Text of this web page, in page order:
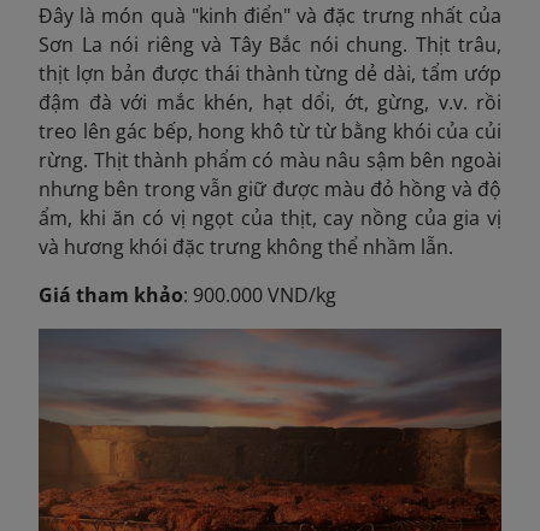
Đây là món quà "kinh điển" và đặc trưng nhất của
Sơn La nói riêng và Tây Bắc nói chung. Thịt trâu,
thịt lợn bản được thái thành từng dẻ dài, tẩm ướp
đậm đà với mắc khén, hạt dổi, ớt, gừng, v.v. rồi
treo lên gác bếp, hong khô từ từ bằng khói của củi
rừng. Thịt thành phẩm có màu nâu sậm bên ngoài
nhưng bên trong vẫn giữ được màu đỏ hồng và độ
ẩm, khi ăn có vị ngọt của thịt, cay nồng của gia vị
và hương khói đặc trưng không thể nhầm lẫn.
Giá tham khảo: 900.000 VND/kg